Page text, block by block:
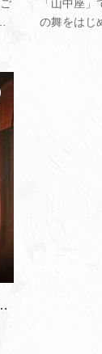
「山中座
の舞をはじ